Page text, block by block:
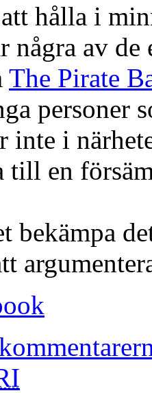
hålla i
några av
The Pirate
personer
inte i
till en
bekämpa